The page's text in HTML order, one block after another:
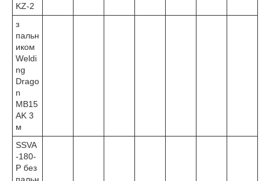
KZ-2
з
пальн
иком
Weldi
ng
Drago
n
MB15
AK 3
м
SSVA
-180-
P без